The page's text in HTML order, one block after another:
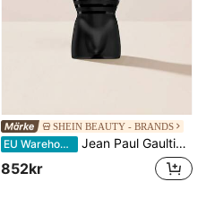
SHEIN BEAUTY - BRANDS
EU Warehouse Jean Paul Gaultier Le Male Eau De Parfum Intense 75 ml – Eau De Parfum, Long-Lasting, For Men, Oriental, Matte Black, Cardamom, Suitable For Evening Wear
852kr